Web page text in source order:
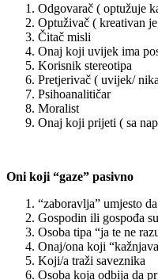
Odgovarač ( optužuje
Optuživač ( kreativan
Čitač misli
Onaj koji uvijek ima
Korisnik stereotipa
Pretjerivač ( uvijek/
Psihoanalitičar
Moralist
Onaj koji prijeti ( sa
Oni koji “gaze” pasivno
“zaboravlja” umjesto
Gospodin ili gospođa
Osoba tipa “ja te ne
Onaj/ona koji
Koji/a traži saveznika
Osoba koja odbija da